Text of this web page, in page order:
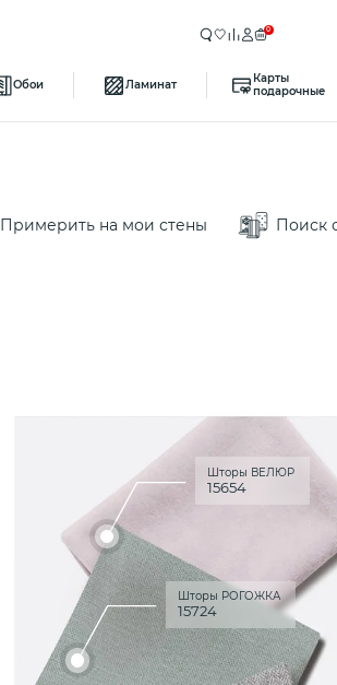
0
Обои Ламинат
Карты
подарочные
Примерить на мои стены Поиск
Шторы ВЕЛЮР
15654
Шторы РОГОЖКА
15724